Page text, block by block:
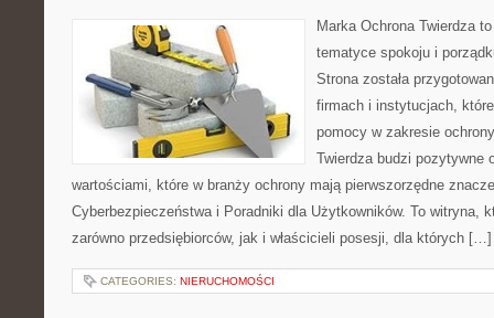
Marka Ochrona Twierdza
tematyce spokoju i
Strona została
firmach i instytucjach,
pomocy w zakresie
Twierdza budzi pozytywne
wartościami, które w branży ochrony mają pierwszorzędne
Cyberbezpieczeństwa i Poradniki dla Użytkowników. To witryna,
zarówno przedsiębiorców, jak i właścicieli posesji, dla których […]
CATEGORIES: NIERUCHOMOŚCI